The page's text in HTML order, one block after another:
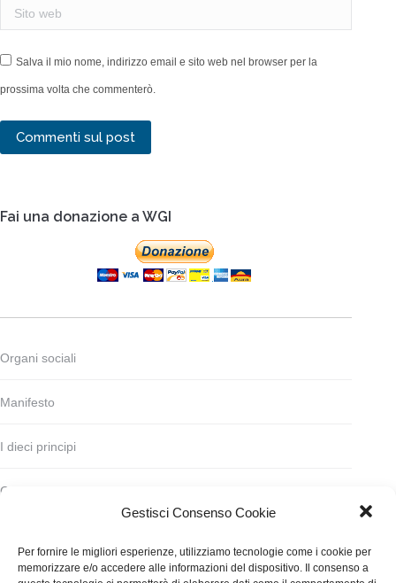
Gestisci Consenso Cookie
Per fornire le migliori esperienze, utilizziamo tecnologie come i cookie per
memorizzare e/o accedere alle informazioni del dispositivo. Il consenso a
Sito web
Salva il mio nome, indirizzo email e sito web nel browser per la
prossima volta che commenterò.
Commenti sul post
Fai una donazione a WGI
Organi sociali
Manifesto
I dieci principi
Codice deontologico
Finanziamento